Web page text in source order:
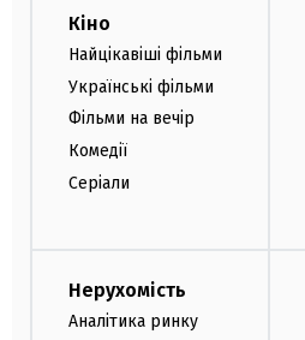
Кіно
Найцікавіші фільми
Українські фільми
Фільми на вечір
Комедії
Серіали
Нерухомість
Аналітика ринку